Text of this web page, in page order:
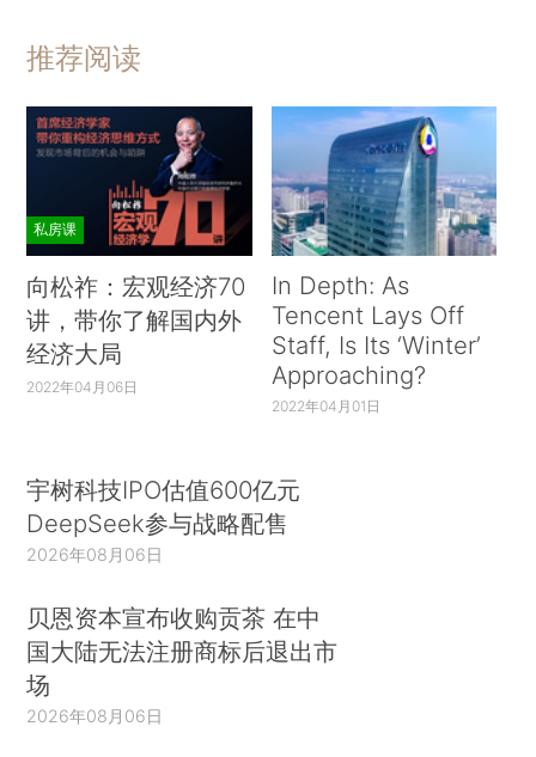
推荐阅读
私房课
向松祚：宏观经济70
讲，带你了解国内外
经济大局
2022年04月06日
In Depth: As
Tencent Lays Off
Staff, Is Its ‘Winter’
Approaching?
2022年04月01日
宇树科技IPO估值600亿元
DeepSeek参与战略配售
2026年08月06日
贝恩资本宣布收购贡茶 在中
国大陆无法注册商标后退出市
场
2026年08月06日